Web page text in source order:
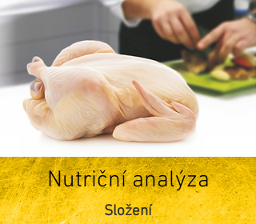
Nutriční analýza
Složení